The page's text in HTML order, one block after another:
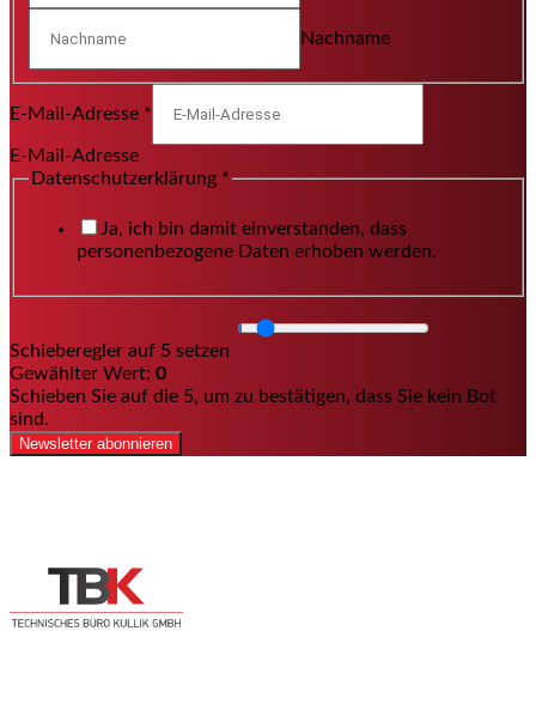
Nachname
E-Mail-Adresse *
E-Mail-Adresse
Datenschutzerklärung *
Ja, ich bin damit einverstanden, dass
personenbezogene Daten erhoben werden.
Schieberegler auf 5 setzen
Gewählter Wert: 0
Schieben Sie auf die 5, um zu bestätigen, dass Sie kein Bot
sind.
Newsletter abonnieren